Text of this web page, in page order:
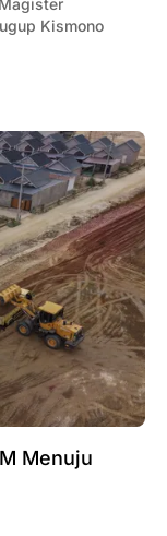
Kismono
Menuju